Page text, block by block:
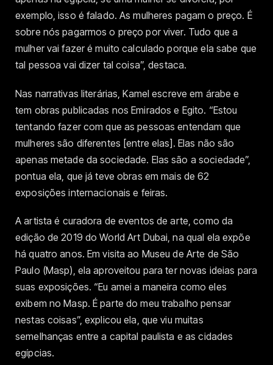
exemplo, isso é falado. As mulheres pagam o preço. É
sobre nós pagarmos o preço por viver. Tudo que a
mulher vai fazer é muito calculado porque ela sabe que
tal pessoa vai dizer tal coisa”, destaca.
Nas narrativas literárias, Kamel escreve em árabe e
tem obras publicadas nos Emirados e Egito. “Estou
tentando fazer com que as pessoas entendam que
mulheres são diferentes [entre elas]. Elas não são
apenas metade da sociedade. Elas são a sociedade”,
pontua ela, que já teve obras em mais de 62
exposições internacionais e feiras.
A artista é curadora de eventos de arte, como da
edição de 2019 do World Art Dubai, na qual ela expõe
há quatro anos. Em visita ao Museu de Arte de São
Paulo (Masp), ela aproveitou para ter novas ideias para
suas exposições. “Eu amei a maneira como eles
exibem no Masp. É parte do meu trabalho pensar
nestas coisas”, explicou ela, que viu muitas
semelhanças entre a capital paulista e as cidades
egípcias.